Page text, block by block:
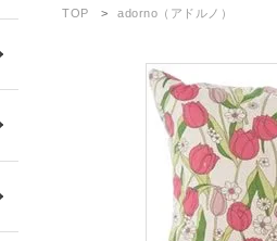
TOP
adorno（アドルノ）